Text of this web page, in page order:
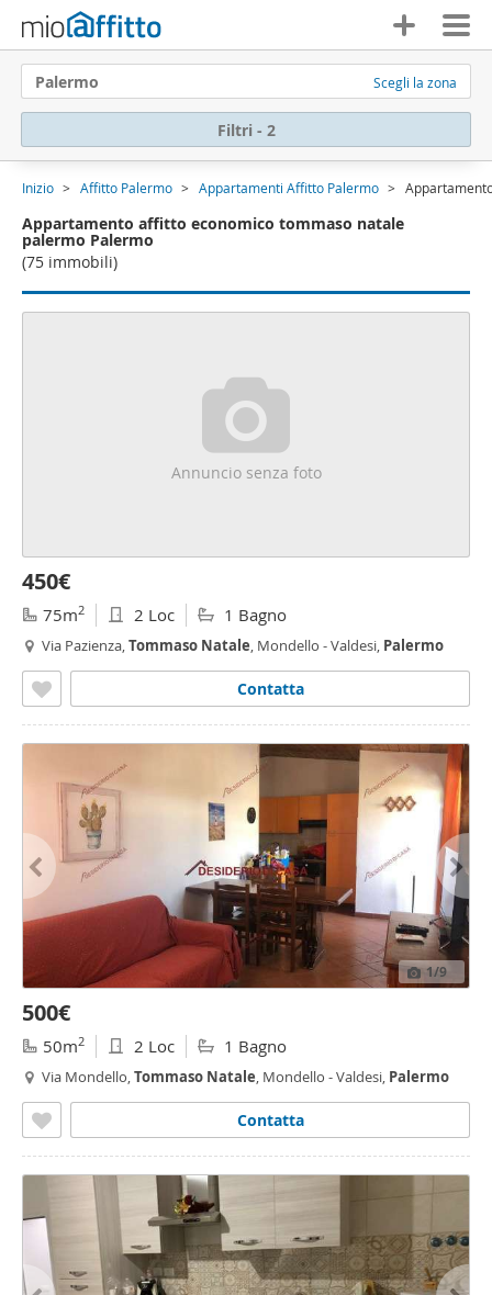
Palermo Scegli la zona
Filtri - 2
Inizio Affitto Palermo Appartamenti Affitto Palermo
Appartamento affitto economico tommaso natale
palermo Palermo
(75 immobili)
Annuncio senza foto
450€
75m2 2 Loc 1 Bagno
Via Pazienza,Tommaso Natale, Mondello - Valdesi, Palermo
Contatta
1/9
500€
50m2 2 Loc 1 Bagno
Via Mondello,Tommaso Natale, Mondello - Valdesi, Palermo
Contatta